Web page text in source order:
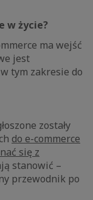
w życie?
ma wejść
jest
tym zakresie do
zostały
do e-commerce
się z
stanowić –
przewodnik po